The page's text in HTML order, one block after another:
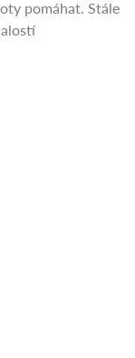
pomáhat. Stále